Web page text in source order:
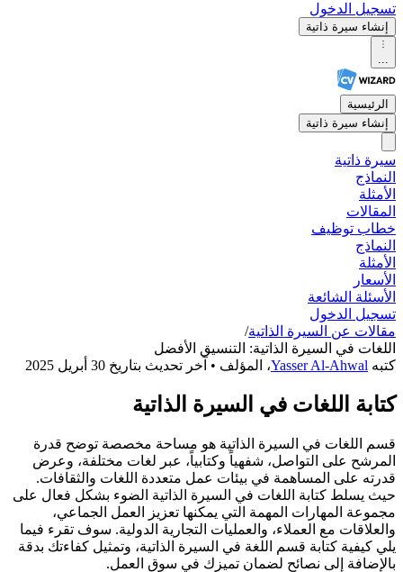
تسجيل الدخول
إنشاء سيرة ذاتية
...
الرئيسية
إنشاء سيرة ذاتية
سيرة ذاتية
النماذج
الأمثلة
المقالات
خطاب توظيف
النماذج
الأمثلة
الأسعار
الأسئلة الشائعة
تسجيل الدخول
مقالات عن السيرة الذاتية/
اللغات في السيرة الذاتية: التنسيق الأفضل
كتبه Yasser Al-Ahwal، المؤلف • آخر تحديث بتاريخ 30 أبريل 2025
كتابة اللغات في السيرة الذاتية
قسم اللغات في السيرة الذاتية هو مساحة مخصصة توضح قدرة
المرشح على التواصل، شفهياً وكتابياً، عبر لغات مختلفة، وعرض
قدرته على المساهمة في بيئات عمل متعددة اللغات والثقافات.
حيث يسلط كتابة اللغات في السيرة الذاتية الضوء بشكل فعال على
مجموعة المهارات المهمة التي يمكنها تعزيز العمل الجماعي،
والعلاقات مع العملاء، والعمليات التجارية الدولية. سوف تقرء فيما
يلي كيفية كتابة قسم اللغة في السيرة الذاتية، وتمثيل كفاءتك بدقة
بالإضافة إلى نصائح لضمان تميزك في سوق العمل.